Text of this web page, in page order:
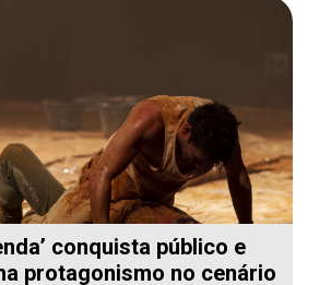
conquista público e
protagonismo no cenário